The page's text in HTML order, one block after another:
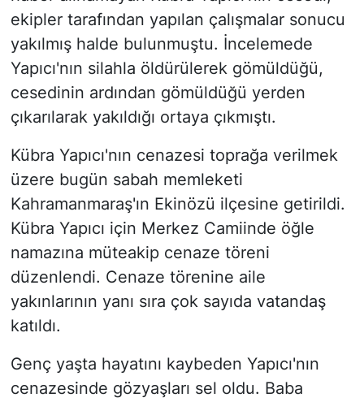
ekipler tarafından yapılan çalışmalar sonucu
yakılmış halde bulunmuştu. İncelemede
Yapıcı'nın silahla öldürülerek gömüldüğü,
cesedinin ardından gömüldüğü yerden
çıkarılarak yakıldığı ortaya çıkmıştı.
Kübra Yapıcı'nın cenazesi toprağa verilmek
üzere bugün sabah memleketi
Kahramanmaraş'ın Ekinözü ilçesine getirildi.
Kübra Yapıcı için Merkez Camiinde öğle
namazına müteakip cenaze töreni
düzenlendi. Cenaze törenine aile
yakınlarının yanı sıra çok sayıda vatandaş
katıldı.
Genç yaşta hayatını kaybeden Yapıcı'nın
cenazesinde gözyaşları sel oldu. Baba